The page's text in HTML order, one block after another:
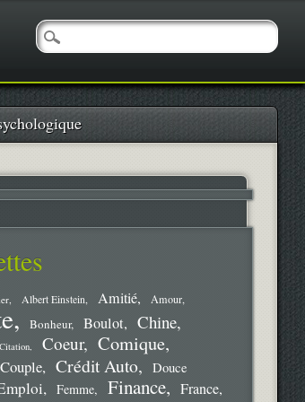
Albert Einstein Amitié Amour
Bonheur Boulot Chine
Citation Coeur Comique
Couple Crédit Auto
Douce
Femme Finance France